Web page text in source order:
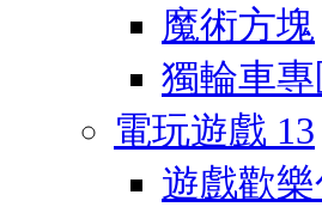
魔術方塊
獨輪車專
電玩遊戲 13
遊戲歡